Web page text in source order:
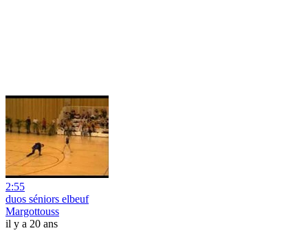
2:55
duos séniors elbeuf
Margottouss
il y a 20 ans